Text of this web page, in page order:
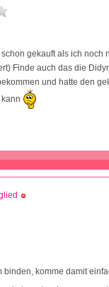
schon gekauft als ich
Finde auch das die
und hatte den
binden, komme damit